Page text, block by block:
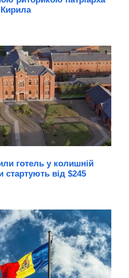
Кирила
готель у колишній
стартують від $245